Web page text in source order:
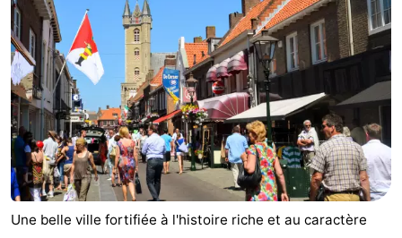
Meersee
Beach
Resort
Nieuwvliet-
Bad
-
De
Meulinge
-
EuroParcs
Cadzand
-
Hoogduin
-
Noordzee
Résidence
-
Resort
-Une belle ville fortifiée à l'histoire riche et au caractère